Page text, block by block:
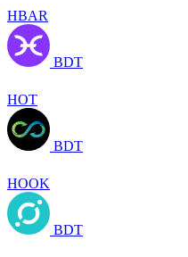
HBAR
BDT
HOT
BDT
HOOK
BDT